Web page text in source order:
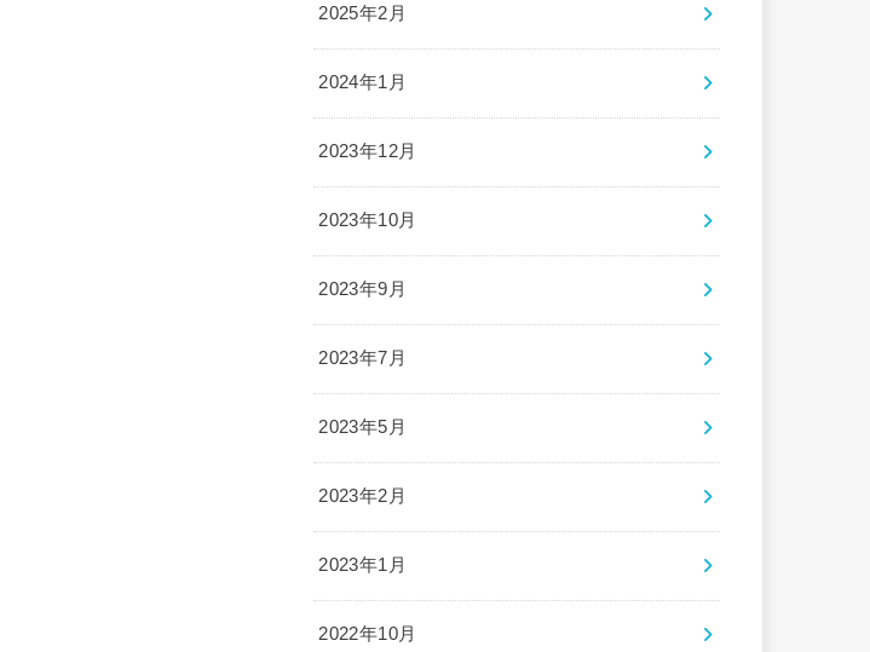
2025年2月
2024年1月
2023年12月
2023年10月
2023年9月
2023年7月
2023年5月
2023年2月
2023年1月
2022年10月